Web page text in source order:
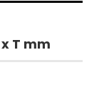
x T mm